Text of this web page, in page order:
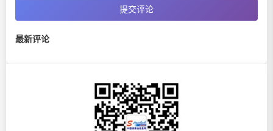
提交评论
最新评论